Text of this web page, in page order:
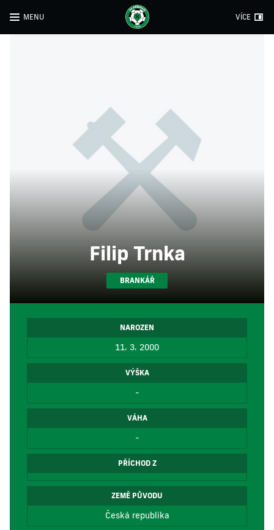
MENU VÍCE
Filip Trnka
BRANKÁŘ
NAROZEN
11. 3. 2000
VÝŠKA
-
VÁHA
-
PŘÍCHOD Z
ZEMĚ PŮVODU
Česká republika